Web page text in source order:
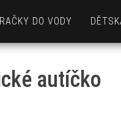
DO VODY
autíčko